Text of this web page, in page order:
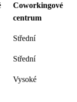
Coworkingové
centrum
Střední
Střední
Vysoké